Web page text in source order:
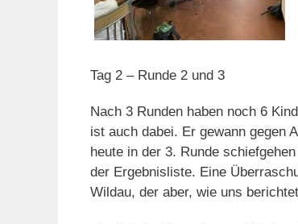
Tag 2 – Runde 2 und 3
Nach 3 Runden haben noch 6
ist auch dabei. Er gewann gegen
heute in der 3. Runde
der Ergebnisliste. Eine
Wildau, der aber, wie uns